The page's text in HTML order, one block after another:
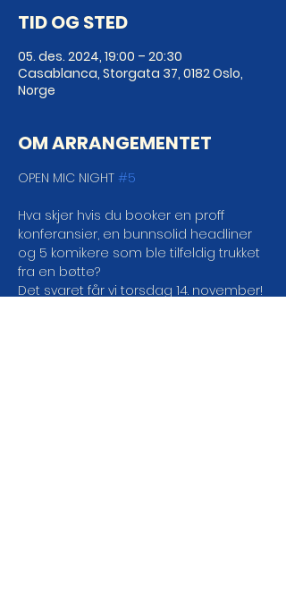
TID OG STED
05. des. 2024, 19:00 – 20:30
Casablanca, Storgata 37, 0182 Oslo,
Norge
OM ARRANGEMENTET
OPEN MIC NIGHT #5
Hva skjer hvis du booker en proff
konferansier, en bunnsolid headliner
og 5 komikere som ble tilfeldig trukket
fra en bøtte?
Det svaret får vi torsdag 14. november!